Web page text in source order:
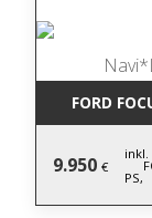
FORD
9.950 €
inkl.
PS,